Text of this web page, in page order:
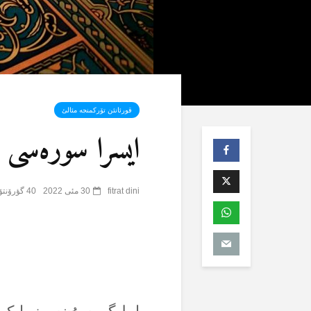
قورئانئن تۆرکمنجە مئالئ
ایسرا سورەسی (17)
fitrat dini 30 مئی 2022 40 گؤرۆنتۆلنمە